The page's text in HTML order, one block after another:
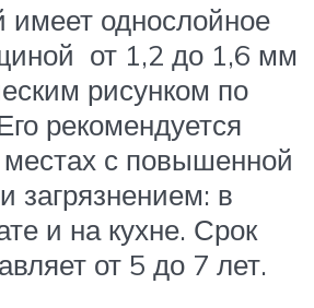
имеет однослойное
от 1,2 до 1,6 мм
рисунком по
рекомендуется
с повышенной
загрязнением: в
и на кухне. Срок
от 5 до 7 лет.